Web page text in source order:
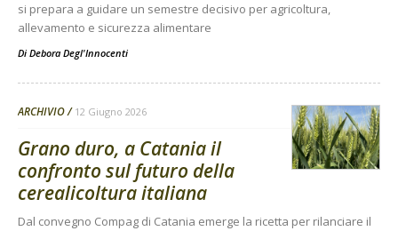
si prepara a guidare un semestre decisivo per agricoltura,
allevamento e sicurezza alimentare
Di Debora Degl'Innocenti
ARCHIVIO 12 Giugno 2026
Grano duro, a Catania il
confronto sul futuro della
cerealicoltura italiana
Dal convegno Compag di Catania emerge la ricetta per rilanciare il